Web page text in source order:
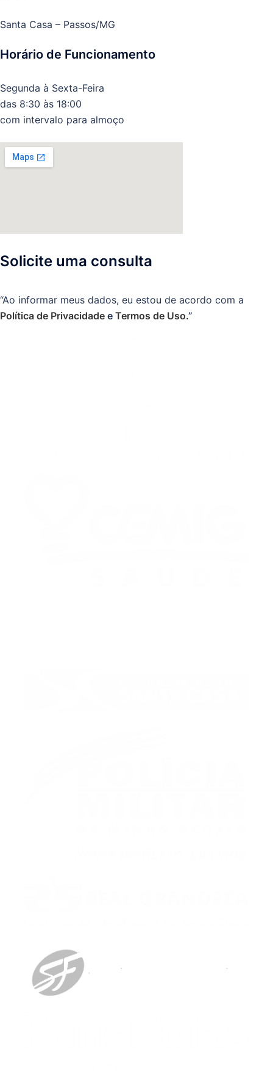
Santa Casa – Passos/MG
Horário de Funcionamento
Segunda à Sexta-Feira
das 8:30 às 18:00
com intervalo para almoço
Solicite uma consulta
“Ao informar meus dados, eu estou de acordo com a
Política de Privacidade e Termos de Uso.”